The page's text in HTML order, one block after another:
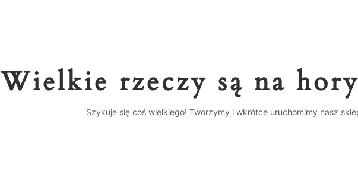
Wielkie rzeczy są na
Szykuje się coś wielkiego! Tworzymy i wkrótce uruchomimy nasz